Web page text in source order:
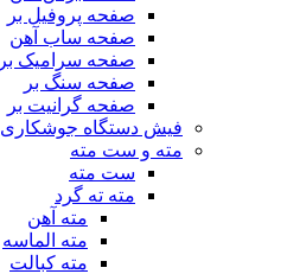
صفحه پروفیل بر
صفحه ساب آهن
صفحه سرامیک بر
صفحه سنگ بر
صفحه گرانیت بر
فیش دستگاه جوشکاری
مته و ست مته
ست مته
مته ته گرد
مته آهن
مته الماسه
مته کبالت